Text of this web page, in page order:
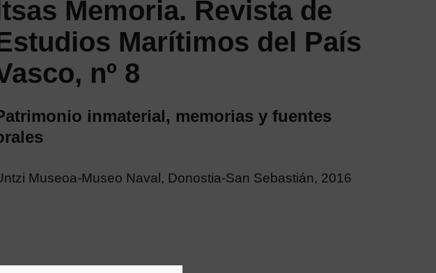
Memoria. Revista de
Marítimos del País
nº 8
inmaterial, memorias y fuentes
Museoa-Museo Naval, Donostia-San Sebastián, 2016